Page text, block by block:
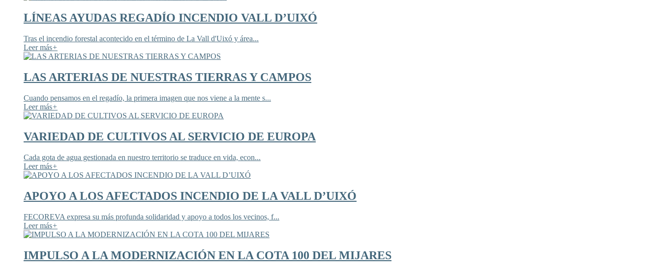
LÍNEAS AYUDAS REGADÍO INCENDIO VALL D’UIXÓ
Tras el incendio forestal acontecido en el término de La Vall d'Uixó y área...
Leer más+
LAS ARTERIAS DE NUESTRAS TIERRAS Y CAMPOS
Cuando pensamos en el regadío, la primera imagen que nos viene a la mente s...
Leer más+
VARIEDAD DE CULTIVOS AL SERVICIO DE EUROPA
Cada gota de agua gestionada en nuestro territorio se traduce en vida, econ...
Leer más+
APOYO A LOS AFECTADOS INCENDIO DE LA VALL D’UIXÓ
FECOREVA expresa su más profunda solidaridad y apoyo a todos los vecinos, f...
Leer más+
IMPULSO A LA MODERNIZACIÓN EN LA COTA 100 DEL MIJARES